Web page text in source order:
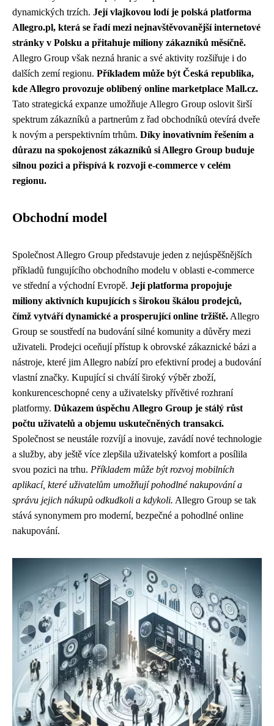
dynamických trzích. Její vlajkovou lodí je polská platforma
Allegro.pl, která se řadí mezi nejnavštěvovanější internetové
stránky v Polsku a přitahuje miliony zákazníků měsíčně.
Allegro Group však nezná hranic a své aktivity rozšiřuje i do
dalších zemí regionu. Příkladem může být Česká republika,
kde Allegro provozuje oblíbený online marketplace Mall.cz.
Tato strategická expanze umožňuje Allegro Group oslovit širší
spektrum zákazníků a partnerům z řad obchodníků otevírá dveře
k novým a perspektivním trhům. Díky inovativním řešením a
důrazu na spokojenost zákazníků si Allegro Group buduje
silnou pozici a přispívá k rozvoji e-commerce v celém
regionu.
Obchodní model
Společnost Allegro Group představuje jeden z nejúspěšnějších
příkladů fungujícího obchodního modelu v oblasti e-commerce
ve střední a východní Evropě. Její platforma propojuje
miliony aktivních kupujících s širokou škálou prodejců,
čímž vytváří dynamické a prosperující online tržiště. Allegro
Group se soustředí na budování silné komunity a důvěry mezi
uživateli. Prodejci oceňují přístup k obrovské zákaznické bázi a
nástroje, které jim Allegro nabízí pro efektivní prodej a budování
vlastní značky. Kupující si chválí široký výběr zboží,
konkurenceschopné ceny a uživatelsky přívětivé rozhraní
platformy. Důkazem úspěchu Allegro Group je stálý růst
počtu uživatelů a objemu uskutečněných transakcí.
Společnost se neustále rozvíjí a inovuje, zavádí nové technologie
a služby, aby ještě více zlepšila uživatelský komfort a posílila
svou pozici na trhu. Příkladem může být rozvoj mobilních
aplikací, které uživatelům umožňují pohodlné nakupování a
správu jejich nákupů odkudkoli a kdykoli. Allegro Group se tak
stává synonymem pro moderní, bezpečné a pohodlné online
nakupování.